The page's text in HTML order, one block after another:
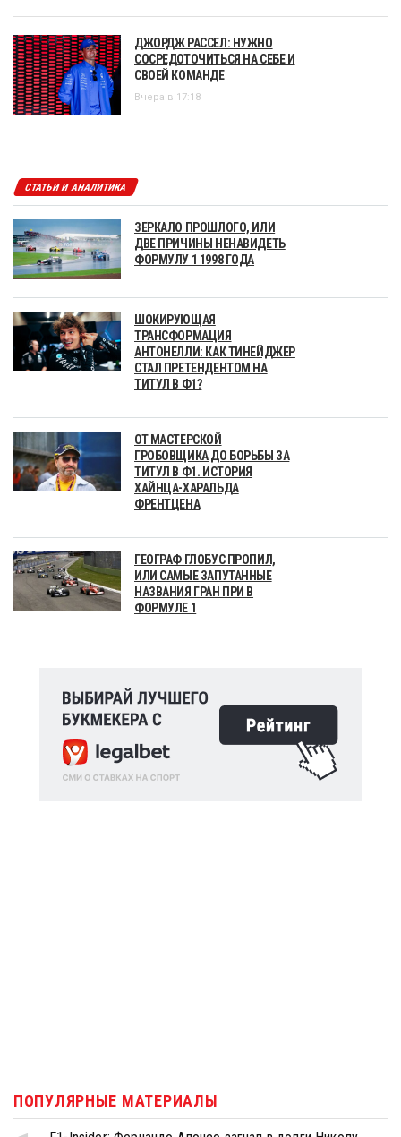
ДЖОРДЖ РАССЕЛ: НУЖНО
СОСРЕДОТОЧИТЬСЯ НА СЕБЕ И
СВОЕЙ КОМАНДЕ
Вчера в 17:18
СТАТЬИ И АНАЛИТИКА
ЗЕРКАЛО ПРОШЛОГО, ИЛИ
ДВЕ ПРИЧИНЫ НЕНАВИДЕТЬ
ФОРМУЛУ 1 1998 ГОДА
ШОКИРУЮЩАЯ
ТРАНСФОРМАЦИЯ
АНТОНЕЛЛИ: КАК ТИНЕЙДЖЕР
СТАЛ ПРЕТЕНДЕНТОМ НА
ТИТУЛ В Ф1?
ОТ МАСТЕРСКОЙ
ГРОБОВЩИКА ДО БОРЬБЫ ЗА
ТИТУЛ В Ф1. ИСТОРИЯ
ХАЙНЦА-ХАРАЛЬДА
ФРЕНТЦЕНА
ГЕОГРАФ ГЛОБУС ПРОПИЛ,
ИЛИ САМЫЕ ЗАПУТАННЫЕ
НАЗВАНИЯ ГРАН ПРИ В
ФОРМУЛЕ 1
ПОПУЛЯРНЫЕ МАТЕРИАЛЫ